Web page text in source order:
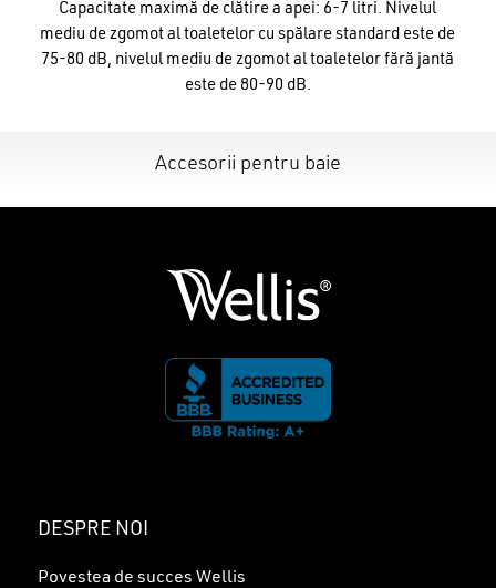
Capacitate maximă de clătire a apei: 6-7 litri. Nivelul
mediu de zgomot al toaletelor cu spălare standard este de
75-80 dB, nivelul mediu de zgomot al toaletelor fără jantă
este de 80-90 dB.
Accesorii pentru baie
DESPRE NOI
Povestea de succes Wellis